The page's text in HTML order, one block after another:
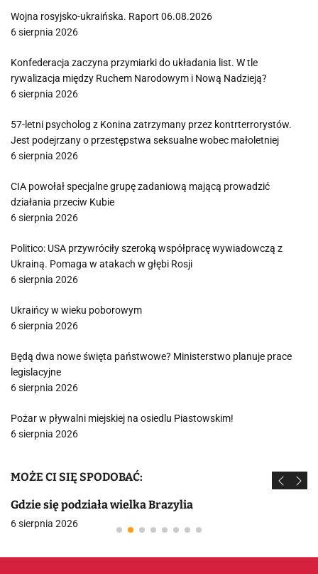
Wojna rosyjsko-ukraińska. Raport 06.08.2026
6 sierpnia 2026
Konfederacja zaczyna przymiarki do układania list. W tle
rywalizacja między Ruchem Narodowym i Nową Nadzieją?
6 sierpnia 2026
57-letni psycholog z Konina zatrzymany przez kontrterrorystów.
Jest podejrzany o przestępstwa seksualne wobec małoletniej
6 sierpnia 2026
CIA powołał specjalne grupę zadaniową mającą prowadzić
działania przeciw Kubie
6 sierpnia 2026
Politico: USA przywróciły szeroką współpracę wywiadowczą z
Ukrainą. Pomaga w atakach w głębi Rosji
6 sierpnia 2026
Ukraińcy w wieku poborowym
6 sierpnia 2026
Będą dwa nowe święta państwowe? Ministerstwo planuje prace
legislacyjne
6 sierpnia 2026
Pożar w pływalni miejskiej na osiedlu Piastowskim!
6 sierpnia 2026
MOŻE CI SIĘ SPODOBAĆ:
Gdzie się podziała wielka Brazylia
6 sierpnia 2026